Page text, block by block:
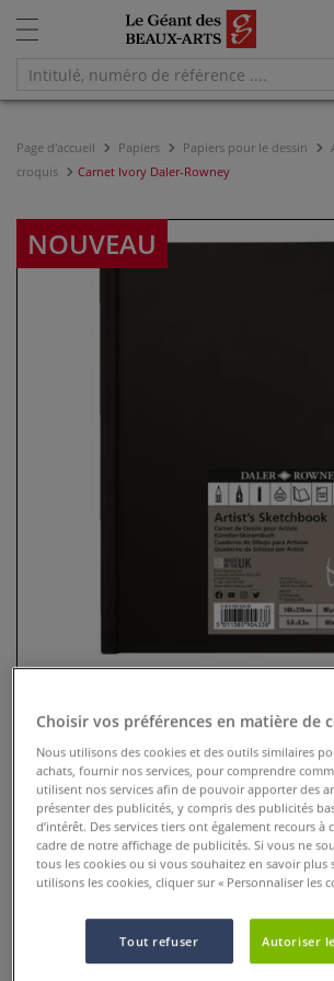
Page d'accueil Papiers Papiers pour le dessin
croquis
Carnet Ivory Daler-Rowney
NOUVEAU
Carnet Ivory Daler-
0 Commentaires
Carnet de croquis Daler-Rowney Ivory,
micro-perforé, sans acide, couvertures
pour toutes techniques sèches.
Choisir vos préférences en matière de
Nous utilisons des cookies et des outils similaires
achats, fournir nos services, pour comprendre
utilisent nos services afin de pouvoir apporter des
présenter des publicités, y compris des publicités
d’intérêt. Des services tiers ont également recours à
cadre de notre affichage de publicités. Si vous ne
tous les cookies ou si vous souhaitez en savoir plus
utilisons les cookies, cliquer sur « Personnaliser les
Tout refuser Autoriser